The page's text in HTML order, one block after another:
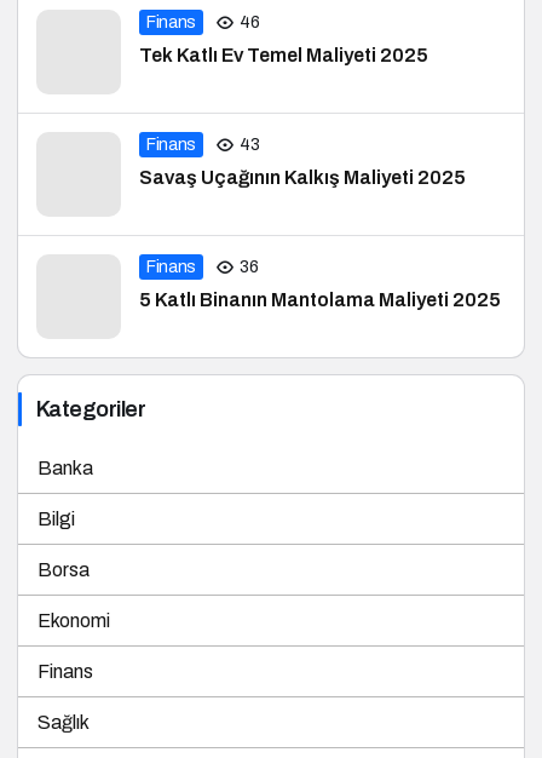
Finans 46
Tek Katlı Ev Temel Maliyeti 2025
Finans 43
Savaş Uçağının Kalkış Maliyeti 2025
Finans 36
5 Katlı Binanın Mantolama Maliyeti 2025
Kategoriler
Banka
Bilgi
Borsa
Ekonomi
Finans
Sağlık